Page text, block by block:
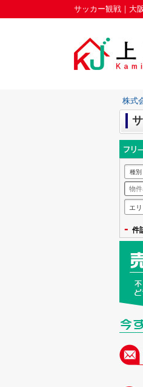
サッカー観戦｜大
株式
種別
エ
- 件